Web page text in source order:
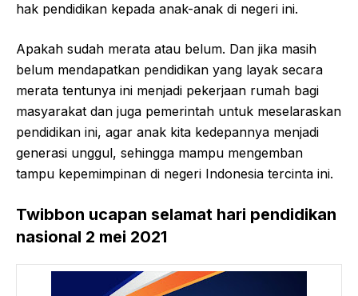
hak pendidikan kepada anak-anak di negeri ini.
Apakah sudah merata atau belum. Dan jika masih
belum mendapatkan pendidikan yang layak secara
merata tentunya ini menjadi pekerjaan rumah bagi
masyarakat dan juga pemerintah untuk meselaraskan
pendidikan ini, agar anak kita kedepannya menjadi
generasi unggul, sehingga mampu mengemban
tampu kepemimpinan di negeri Indonesia tercinta ini.
Twibbon ucapan selamat hari pendidikan
nasional 2 mei 2021